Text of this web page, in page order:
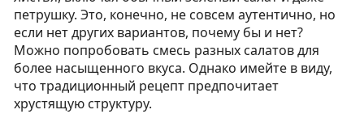
петрушку. Это, конечно, не совсем аутентично, но
если нет других вариантов, почему бы и нет?
Можно попробовать смесь разных салатов для
более насыщенного вкуса. Однако имейте в виду,
что традиционный рецепт предпочитает
хрустящую структуру.